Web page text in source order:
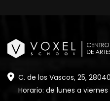
C. de los Vascos, 25,
Horario: de lunes a viernes